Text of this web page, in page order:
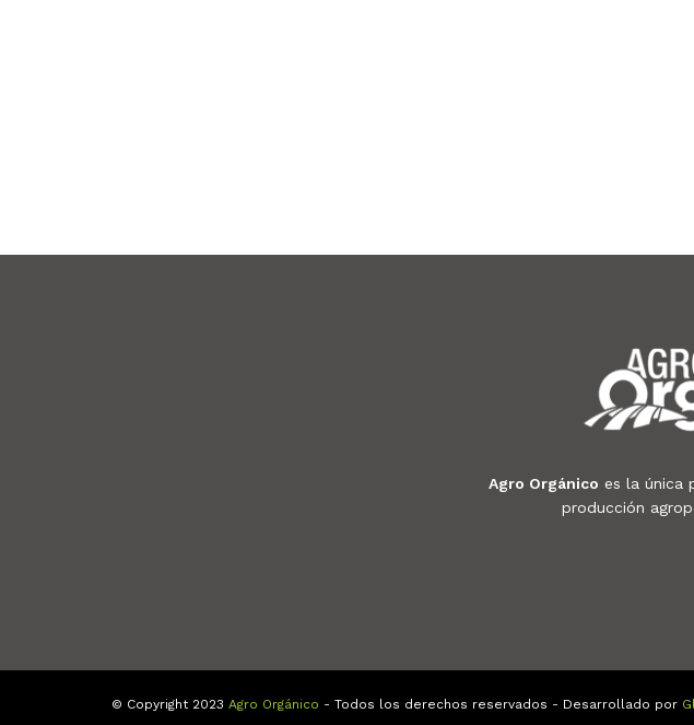
Agro Orgánico es la única
producción
© Copyright 2023 Agro Orgánico - Todos los derechos reservados - Desarrollado por